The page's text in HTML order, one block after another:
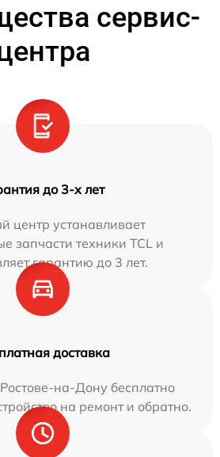
сервис-
до 3-х лет
центр устанавливает
запчасти техники TCL и
гарантию до 3 лет.
доставка
на-Дону бесплатно
на ремонт и обратно.